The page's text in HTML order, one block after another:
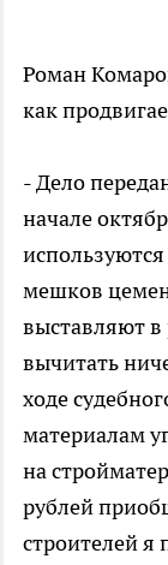
Роман
как
- Дело
начале
мешков
выставляют в
вычитать
ходе
материалам
на
рублей
строителей я